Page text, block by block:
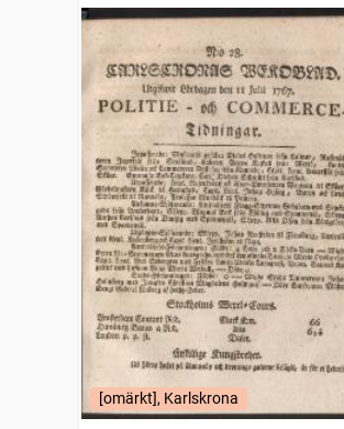
[omärkt], Karlskrona